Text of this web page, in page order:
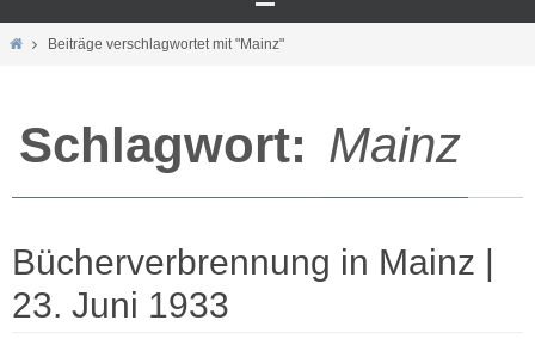
StartBeiträge verschlagwortet mit "Mainz"
Schlagwort: Mainz
Bücherverbrennung in Mainz |
23. Juni 1933